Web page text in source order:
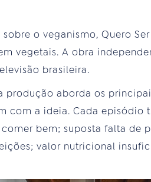
o veganismo, Quero
vegetais. A obra
brasileira.
produção aborda os
com a ideia. Cada
bem; suposta falta de
valor nutricional